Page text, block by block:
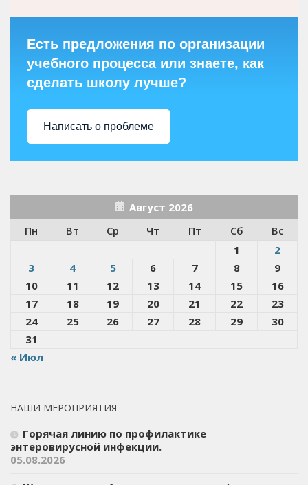
Есть предложения по организации
учебного процесса или знаете, как
сделать школу лучше?
Написать о проблеме
Август 2026
Пн
Вт Ср Чт Пт Сб
Вс
1
2
3
4 5 6 7 8
9
10
11 12 13 14 15
16
17
18 19 20 21 22
23
24
25 26 27 28 29
30
31
« Июл
НАШИ МЕРОПРИЯТИЯ
Горячая линию по профилактике
энтеровирусной инфекции.
05.08.2026